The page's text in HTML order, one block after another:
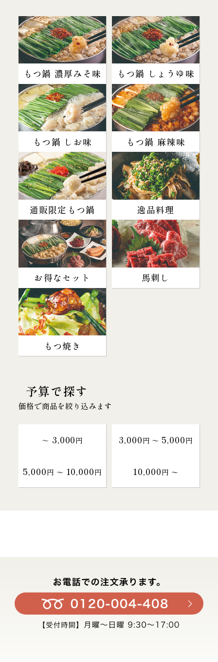
もつ鍋 濃厚みそ味 もつ鍋 しょうゆ味
もつ鍋 しお味 もつ鍋 麻辣味
通販限定もつ鍋 逸品料理
お得なセット 馬刺し
もつ焼き
予算で探す
価格で商品を絞り込みます
～ 3,000円 3,000円 〜 5,000円
5,000円 〜 10,000円 10,000円 〜